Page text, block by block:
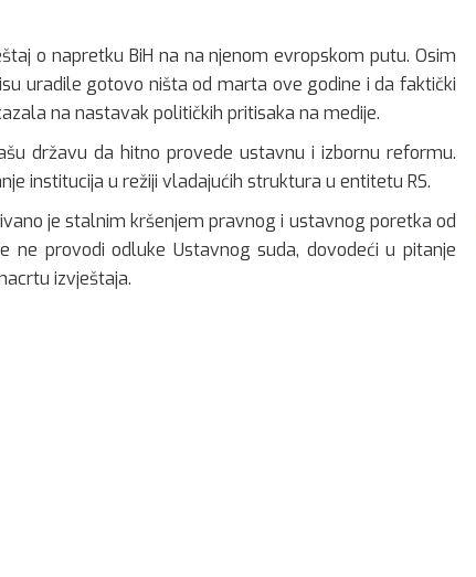
o napretku BiH na na njenom evropskom putu. Osim
uradile gotovo ništa od marta ove godine i da faktički
na nastavak političkih pritisaka na medije.
državu da hitno provede ustavnu i izbornu reformu.
institucija u režiji vladajućih struktura u entitetu RS.
je stalnim kršenjem pravnog i ustavnog poretka od
ne provodi odluke Ustavnog suda, dovodeći u pitanje
izvještaja.